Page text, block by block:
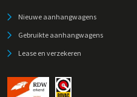
Nieuwe aanhangwagens
Gebruikte aanhangwagens
Lease en verzekeren